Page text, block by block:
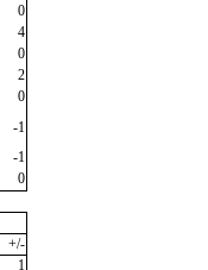
0
4
0
2
0
-1
-1
0
+/-
1